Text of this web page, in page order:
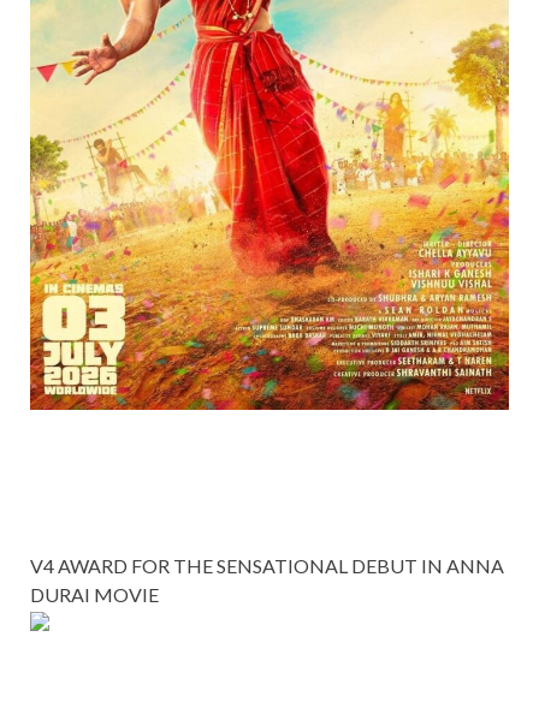
V4 AWARD FOR THE SENSATIONAL DEBUT IN ANNA
DURAI MOVIE